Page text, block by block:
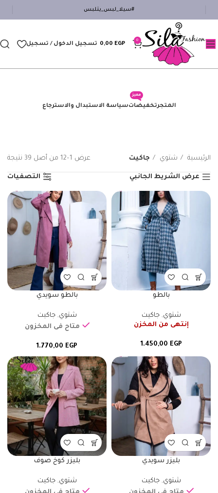
#سيلا_لبس_يتلبس
0
0,00 EGP تسجيل الدخول / تسجيل
المتجرتخفيضات
مميز
سياسة الاستبدال والاسترجاع
الرئيسية شتوي جاكيت عرض 1–12 من أصل 39 نتيجة
عرض الشريط الجانبي التصفيات
بالطو
شتوي,جاكيت
إنتهى من المخزن
1.450,00 EGP
بالطو سويدي
شتوي,جاكيت
متاح فى المخزون
1.770,00 EGP
بليزر سويدي
شتوي,جاكيت
بليزر كوخ صوف
شتوي,جاكيت